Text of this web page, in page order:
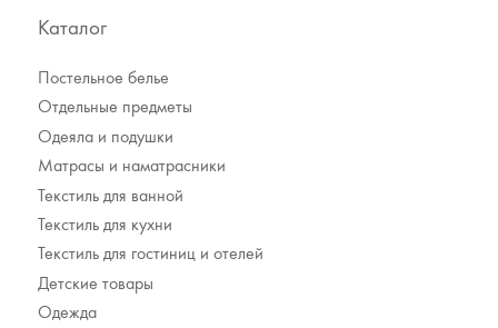
Каталог
Постельное белье
Отдельные предметы
Одеяла и подушки
Матрасы и наматрасники
Текстиль для ванной
Текстиль для кухни
Текстиль для гостиниц и отелей
Детские товары
Одежда